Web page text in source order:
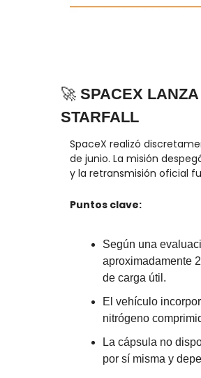
🚀 SPACEX
STARFALL
SpaceX realizó
de junio. La misión
y la retransmisión oficial
Puntos clave:
Según una
aproximadamente
de carga útil.
El vehículo
nitrógeno
La cápsula no
por sí misma y